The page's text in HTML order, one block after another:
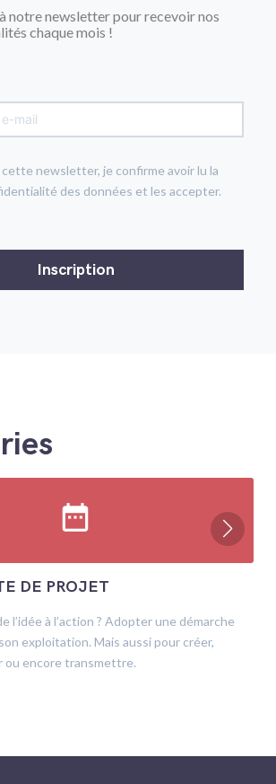
notre newsletter pour recevoir nos
chaque mois !
cette newsletter, je confirme avoir lu la
des données et les accepter.
date_range
DE PROJET
l’idée à l’action ? Adopter une démarche
exploitation. Mais aussi pour créer,
ou encore transmettre.